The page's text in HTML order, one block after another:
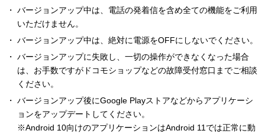
バージョンアップ中は、電話の発着信を含め全ての機能をご利用
いただけません。
バージョンアップ中は、絶対に電源をOFFにしないでください。
バージョンアップに失敗し、一切の操作ができなくなった場合
は、お手数ですがドコモショップなどの故障受付窓口までご相談
ください。
バージョンアップ後にGoogle Playストアなどからアプリケーシ
ョンをアップデートしてください。
※Android 10向けのアプリケーションはAndroid 11では正常に動